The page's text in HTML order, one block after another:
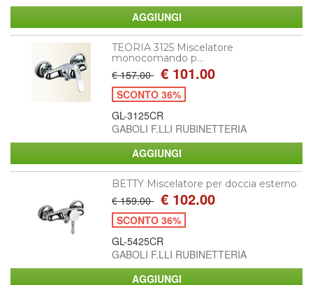
TEORIA 3125 Miscelatore
monocomando p...
€ 157.00 € 101.00
SCONTO 36%
GL-3125CR
GABOLI F.LLI RUBINETTERIA
BETTY Miscelatore per doccia esterno
€ 159.00 € 102.00
SCONTO 36%
GL-5425CR
GABOLI F.LLI RUBINETTERIA